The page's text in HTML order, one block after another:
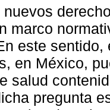
nuevos
marco
este
en México,
salud
pregunta